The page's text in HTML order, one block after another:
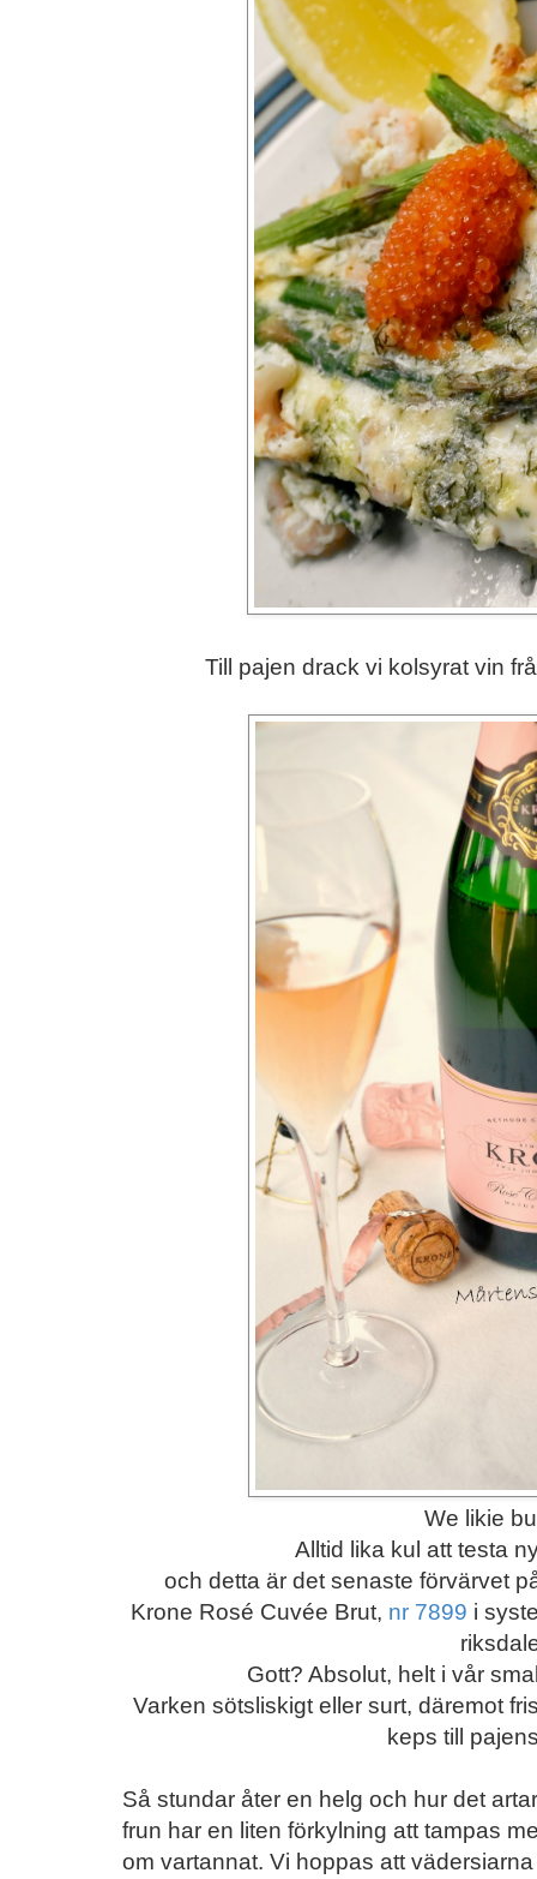
Till pajen drack vi kolsyrat vin
We likie
Alltid lika kul att testa
och detta är det senaste förvärvet
Krone Rosé Cuvée Brut, nr 7899 i
Gott? Absolut, helt i vår
Varken sötsliskigt eller surt, däremot
keps till
Så stundar åter en helg och hur det
frun har en liten förkylning att tampas
om vartannat. Vi hoppas att